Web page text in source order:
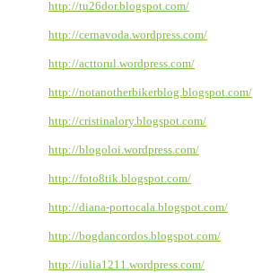
http://tu26dor.blogspot.com/
http://cernavoda.wordpress.com/
http://acttorul.wordpress.com/
http://notanotherbikerblog.blogspot.com/
http://cristinalory.blogspot.com/
http://blogoloi.wordpress.com/
http://foto8tik.blogspot.com/
http://diana-portocala.blogspot.com/
http://bogdancordos.blogspot.com/
http://iulia1211.wordpress.com/